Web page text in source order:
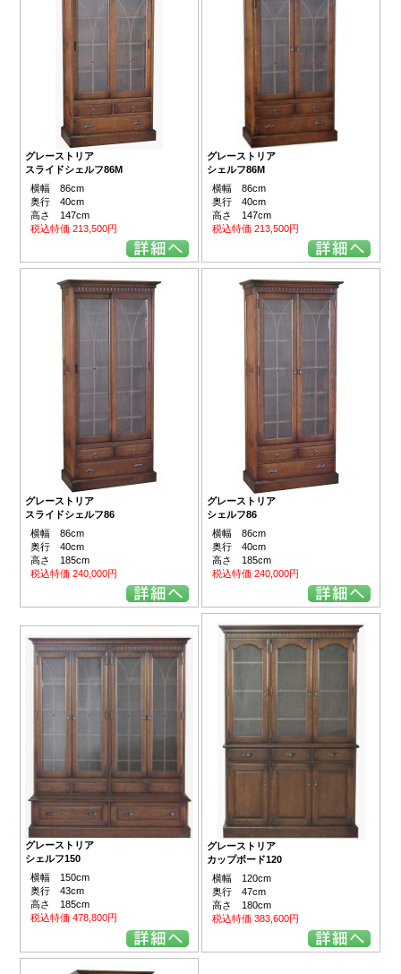
グレーストリア
スライドシェルフ86M
横幅 86cm
奥行 40cm
高さ 147cm
税込特価 213,500円
グレーストリア
シェルフ86M
横幅 86cm
奥行 40cm
高さ 147cm
税込特価 213,500円
グレーストリア
スライドシェルフ86
横幅 86cm
奥行 40cm
高さ 185cm
税込特価 240,000円
グレーストリア
シェルフ86
横幅 86cm
奥行 40cm
高さ 185cm
税込特価 240,000円
グレーストリア
シェルフ150
横幅 150cm
奥行 43cm
高さ 185cm
税込特価 478,800円
グレーストリア
カップボード120
横幅 120cm
奥行 47cm
高さ 180cm
税込特価 383,600円